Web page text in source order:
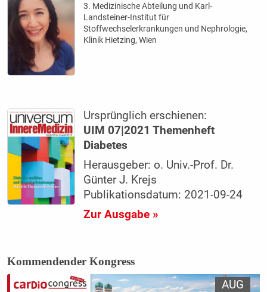
3. Medizinische Abteilung und Karl-
Landsteiner-Institut für
Stoffwechselerkrankungen und Nephrologie,
Klinik Hietzing, Wien
Ursprünglich erschienen:
UIM 07|2021 Themenheft
Diabetes
Herausgeber: o. Univ.-Prof. Dr.
Günter J. Krejs
Publikationsdatum: 2021-09-24
Zur Ausgabe »
Kommendender Kongress
AUG